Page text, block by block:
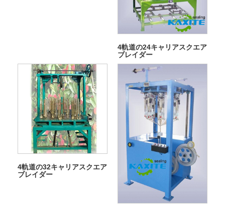
4軌道の24キャリアスクエア
ブレイダー
4軌道の32キャリアスクエア
ブレイダー